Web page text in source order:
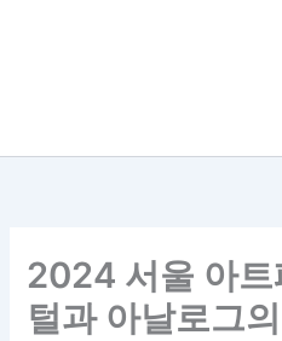
2024 서울 아트
털과 아날로그